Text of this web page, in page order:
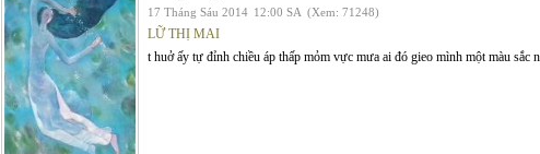
17 Tháng Sáu 2014 12:00 SA (Xem: 71248)
LỮ THỊ MAI
t huở ấy tự đỉnh chiều áp thấp mỏm vực mưa ai đó gieo mình một màu sắc